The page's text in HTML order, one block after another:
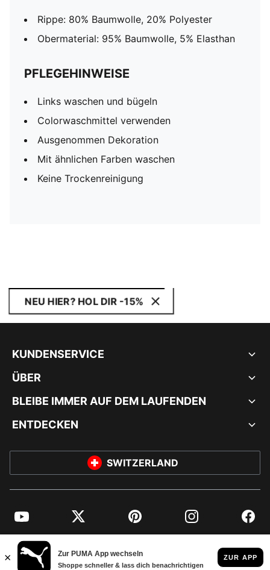
Rippe: 80% Baumwolle, 20% Polyester
Obermaterial: 95% Baumwolle, 5% Elasthan
PFLEGEHINWEISE
Links waschen und bügeln
Colorwaschmittel verwenden
Ausgenommen Dekoration
Mit ähnlichen Farben waschen
Keine Trockenreinigung
NEU HIER? HOL DIR -15%
KUNDENSERVICE
ÜBER
BLEIBE IMMER AUF DEM LAUFENDEN
ENTDECKEN
SWITZERLAND
YouTube Twitter Pinterest Instagram
© PUMA EUROPE GMBH, 2026. ALLE RECHTE VORBEHALTEN
IMPRESSUM UND RECHTLICHE HINWEISE